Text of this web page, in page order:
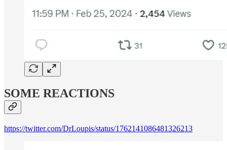
SOME REACTIONS
https://twitter.com/DrLoupis/status/1762141086481326213